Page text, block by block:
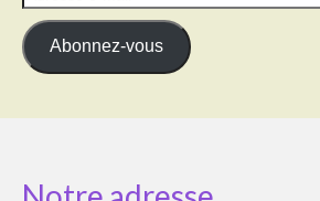
e-
mail
Abonnez-vous